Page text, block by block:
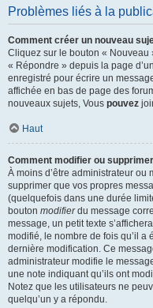
Problèmes liés à la
Comment créer un nouveau
Cliquez sur le bouton « Nouveau
« Répondre » depuis la page
enregistré pour écrire un
affichée en bas de page des
nouveaux sujets, Vous pouvez
Haut
Comment modifier ou
À moins d’être administrateur ou
supprimer que vos propres
(quelquefois dans une durée
bouton modifierdu message
message, un petit texte
modifié, le nombre de fois qu’il a
dernière modification. Ce
administrateur modifie le
une note indiquant qu’ils ont
Notez que les utilisateurs ne
quelqu’un y a répondu.